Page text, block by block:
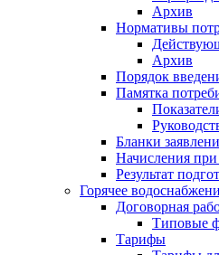
Архив
Нормативы
Архив
Порядок
Памятка
Бланки
Начисления
Результат
Горячее
Договорная
Типовые
Тарифы